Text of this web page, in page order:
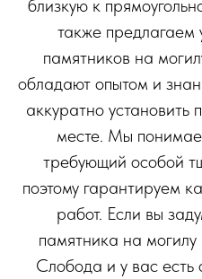
близкую к
также предлагаем
памятников на
обладают опытом и
аккуратно
месте. Мы
требующий особой
поэтому гарантируем
работ. Если вы
памятника на
Слобода и у вас